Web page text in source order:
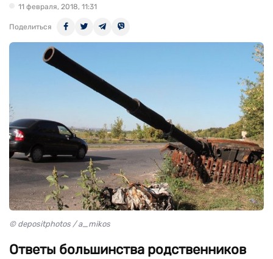
11 февраля, 2018, 11:31
Поделиться
© depositphotos / a_mikos
Ответы большинства родственников